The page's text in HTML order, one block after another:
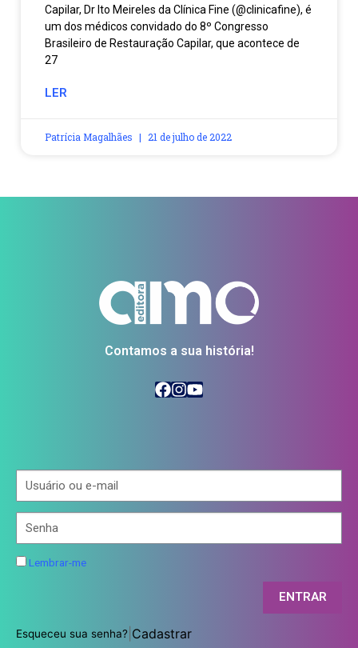
Capilar, Dr Ito Meireles da Clínica Fine (@clinicafine), é
um dos médicos convidado do 8º Congresso
Brasileiro de Restauração Capilar, que acontece de
27
LER
Patrícia Magalhães 21 de julho de 2022
Contamos a sua história!
Lembrar-me
ENTRAR
Esqueceu sua senha? Cadastrar